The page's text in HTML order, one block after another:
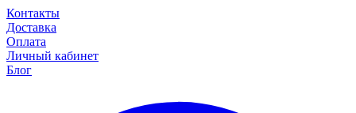
Контакты
Доставка
Оплата
Личный кабинет
Блог